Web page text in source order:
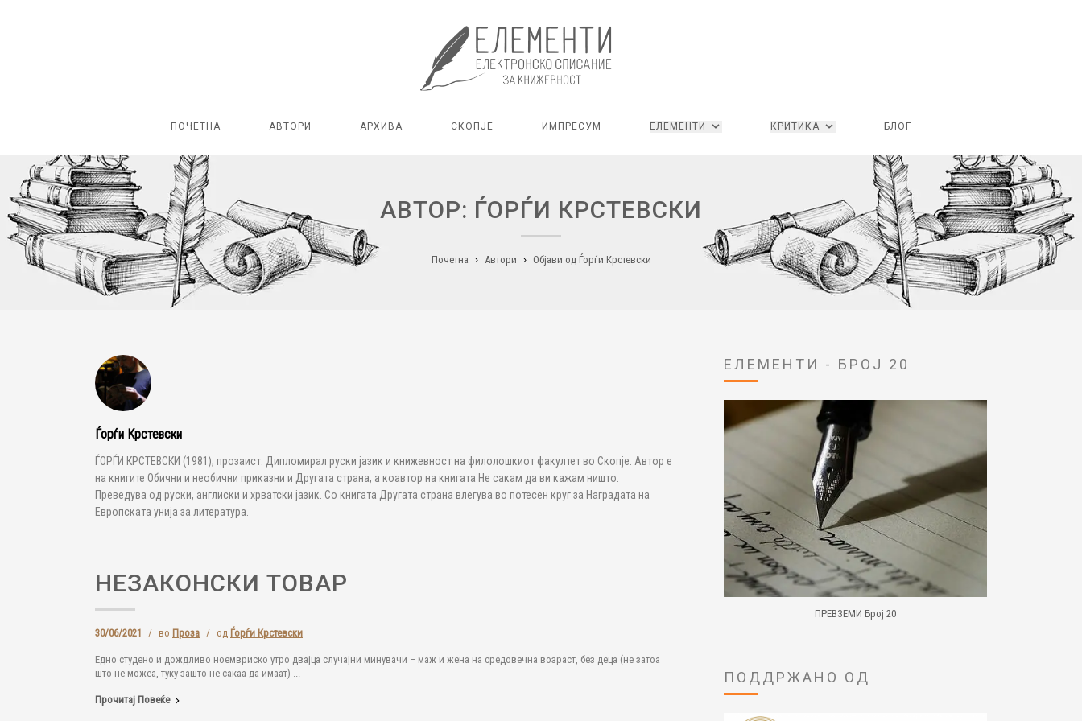
ПОЧЕТНА АВТОРИ АРХИВА СКОПЈЕ ИМПРЕСУМ ЕЛЕМЕНТИ КРИТИКА БЛОГ
АВТОР: ЃОРЃИ КРСТЕВСКИ
Почетна Автори Објави од Ѓорѓи Крстевски
Ѓорѓи Крстевски
ЃОРЃИ КРСТЕВСКИ (1981), прозаист. Дипломирал руски јазик и книжевност на филолошкиот факултет во Скопје. Автор е
на книгите Обични и необични приказни и Другата страна, а коавтор на книгата Не сакам да ви кажам ништо.
Преведува од руски, англиски и хрватски јазик. Со книгата Другата страна влегува во потесен круг за Наградата на
Европската унија за литература.
НЕЗАКОНСКИ ТОВАР
30/06/2021 / во Проза / од Ѓорѓи Крстевски
Едно студено и дождливо ноемвриско утро двајца случајни минувачи – маж и жена на средовечна возраст, без деца (не затоа
што не можеа, туку зашто не сакаа да имаат) ...
Прочитај Повеќе
ЕЛЕМЕНТИ - БРОЈ 20
ПРЕВЗЕМИ Број 20
ПОДДРЖАНО ОД